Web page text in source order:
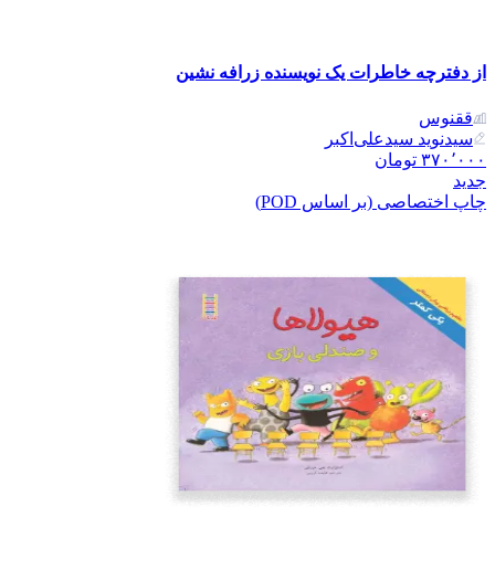
از دفترچه خاطرات یک نویسنده زرافه نشین
ققنوس
سیدنوید سیدعلی‌اکبر
۳۷۰٬۰۰۰ تومان
جدید
چاپ اختصاصی (بر اساس POD)